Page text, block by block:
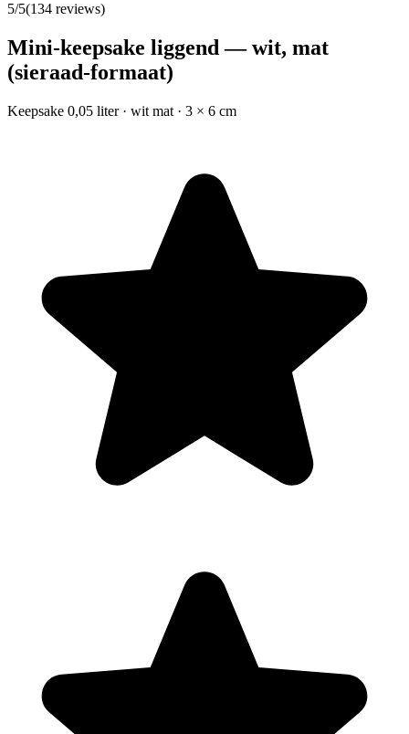
5/5(134 reviews)
Mini-keepsake liggend — wit, mat
(sieraad-formaat)
Keepsake 0,05 liter · wit mat · 3 × 6 cm